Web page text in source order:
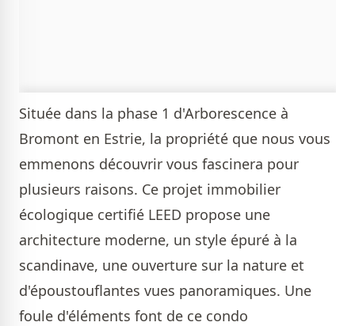
Située dans la phase 1 d'Arborescence à
Bromont en Estrie, la propriété que nous vous
emmenons découvrir vous fascinera pour
plusieurs raisons. Ce projet immobilier
écologique certifié LEED propose une
architecture moderne, un style épuré à la
scandinave, une ouverture sur la nature et
d'époustouflantes vues panoramiques. Une
foule d'éléments font de ce condo